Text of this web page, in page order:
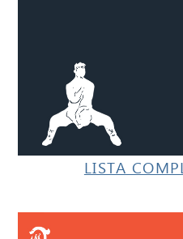
LISTA